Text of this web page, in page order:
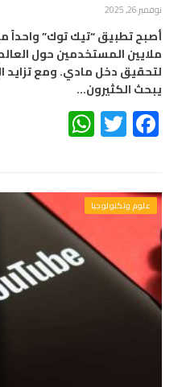
نوفمبر 26, 2025
أصبح تطبيق “تيك توك” واحداً
ملايين المستخدمين حول
لتحقيق دخل مادي. ومع تزايد
يبحث الكثيرون…
Facebook
Twitter
علوم وتكنولوجيا